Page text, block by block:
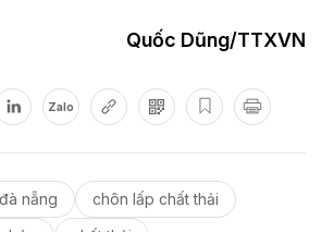
Quốc Dũng/TTXVN
Zalo
đà nẵng
chôn lấp chất thải